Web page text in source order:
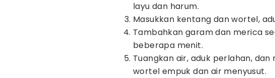
layu dan harum.
Masukkan kentang dan wortel,
Tambahkan garam dan merica
beberapa menit.
Tuangkan air, aduk perlahan,
wortel empuk dan air menyusut.